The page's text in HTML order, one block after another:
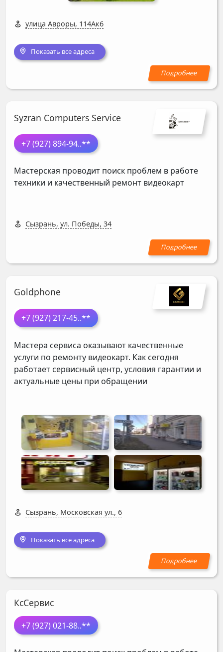
улица Авроры, 114Ак6
Показать все адреса
Syzran Computers Service
+7 (927) 894-94..**
Мастерская проводит поиск проблем в работе
техники и качественный ремонт видеокарт
Сызрань, ул. Победы, 34
Goldphone
+7 (927) 217-45..**
Мастера сервиса оказывают качественные
услуги по ремонту видеокарт. Как сегодня
работает сервисный центр, условия гарантии и
актуальные цены при обращении
Сызрань, Московская ул., 6
Показать все адреса
КсСервис
+7 (927) 021-88..**